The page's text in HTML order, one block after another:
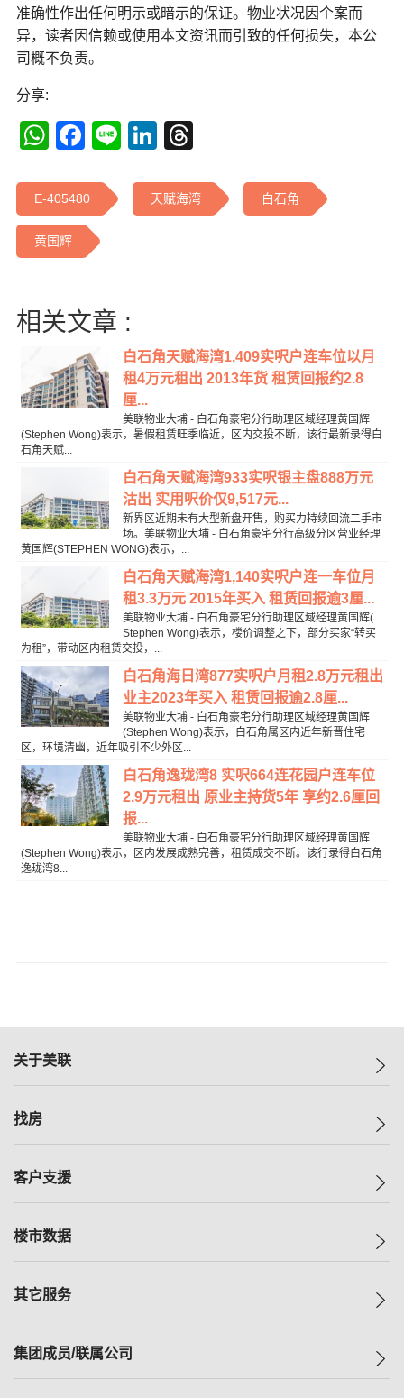
准确性作出任何明示或暗示的保证。物业状况因个案而
异，读者因信赖或使用本文资讯而引致的任何损失，本公
司概不负责。
分享:
WhatsApp
Facebook
LineLinkedIn
E-405480 天赋海湾 白石角
黄国辉
相关文章 :
白石角天赋海湾1,409实呎户连车位以月
租4万元租出 2013年货 租赁回报约2.8
厘...
美联物业大埔 - 白石角豪宅分行助理区域经理黄国辉
(Stephen Wong)表示，暑假租赁旺季临近，区内交投不断，该行最新录得白
石角天赋...
白石角天赋海湾933实呎银主盘888万元
沽出 实用呎价仅9,517元...
新界区近期未有大型新盘开售，购买力持续回流二手市
场。美联物业大埔 - 白石角豪宅分行高级分区营业经理
黄国辉(STEPHEN WONG)表示，...
白石角天赋海湾1,140实呎户连一车位月
租3.3万元 2015年买入 租赁回报逾3厘...
美联物业大埔 - 白石角豪宅分行助理区域经理黄国辉(
Stephen Wong)表示，楼价调整之下，部分买家“转买
为租”，带动区内租赁交投，...
白石角海日湾877实呎户月租2.8万元租出
业主2023年买入 租赁回报逾2.8厘...
美联物业大埔 - 白石角豪宅分行助理区域经理黄国辉
(Stephen Wong)表示，白石角属区内近年新晋住宅
区，环境清幽，近年吸引不少外区...
白石角逸珑湾8 实呎664连花园户连车位
2.9万元租出 原业主持货5年 享约2.6厘回
报...
美联物业大埔 - 白石角豪宅分行助理区域经理黄国辉
(Stephen Wong)表示，区内发展成熟完善，租赁成交不断。该行录得白石角
逸珑湾8...
关于美联
美联集团
人才招募
找房
一手新房
减价
美联豪宅
独家楼盘
租房
客户支援
自助放盘
查询热线
按揭计算机
负担能力计算机
楼市数据
指数
历史成交
其它服务
小区专页
集团成员/联属公司